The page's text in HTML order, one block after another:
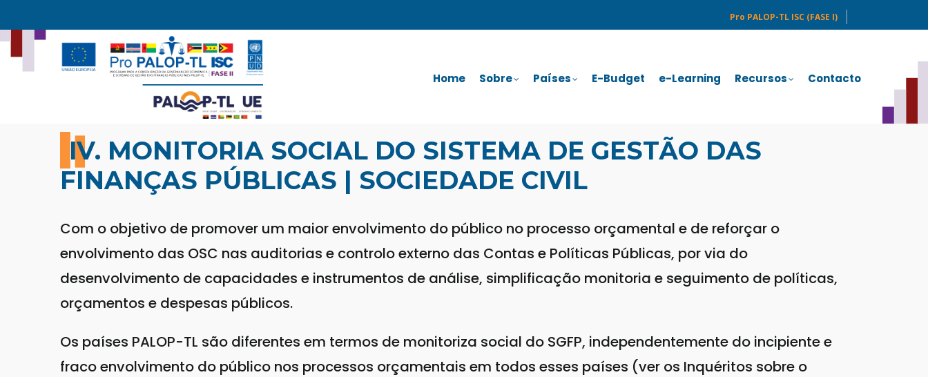
o
conteúdo
Pro PALOP-TL ISC (FASE I)
Navigation
Home Sobre Países E-Budget e-Learning Recursos Contacto
IV. MONITORIA SOCIAL DO SISTEMA DE GESTÃO DAS
FINANÇAS PÚBLICAS | SOCIEDADE CIVIL
Com o objetivo de promover um maior envolvimento do público no processo orçamental e de reforçar o
envolvimento das OSC nas auditorias e controlo externo das Contas e Políticas Públicas, por via do
desenvolvimento de capacidades e instrumentos de análise, simplificação monitoria e seguimento de políticas,
orçamentos e despesas públicos.
Os países PALOP-TL são diferentes em termos de monitoriza social do SGFP, independentemente do incipiente e
fraco envolvimento do público nos processos orçamentais em todos esses países (ver os Inquéritos sobre o